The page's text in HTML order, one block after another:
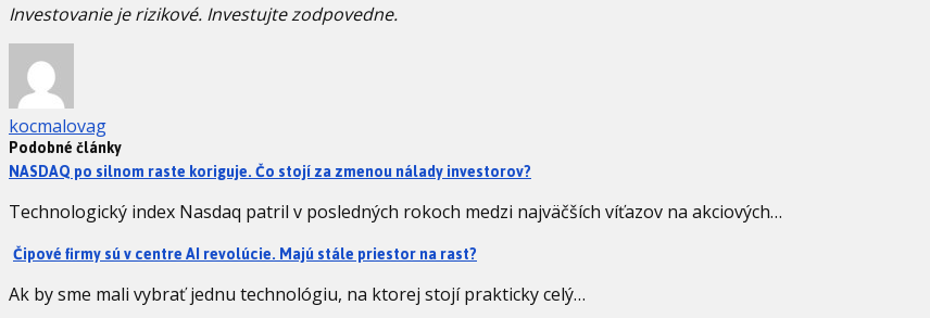
Investovanie je rizikové. Investujte zodpovedne.
kocmalovag
Podobné články
NASDAQ po silnom raste koriguje. Čo stojí za zmenou nálady investorov?
Technologický index Nasdaq patril v posledných rokoch medzi najväčších víťazov na akciových…
Čipové firmy sú v centre AI revolúcie. Majú stále priestor na rast?
Ak by sme mali vybrať jednu technológiu, na ktorej stojí prakticky celý…